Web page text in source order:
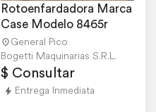
Rotoenfardadora Marca
Case Modelo 8465r
General Pico
Bogetti Maquinarias S.R.L.
$ Consultar
Entrega Inmediata